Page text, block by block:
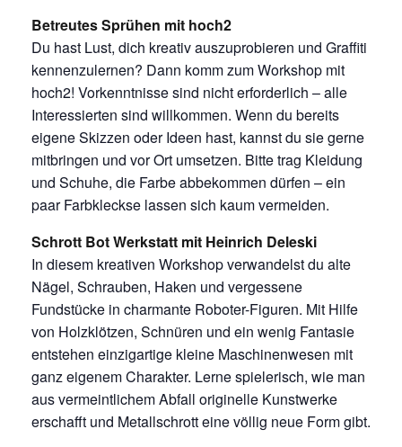
Betreutes Sprühen mit hoch2
Du hast Lust, dich kreativ auszuprobieren und Graffiti
kennenzulernen? Dann komm zum Workshop mit
hoch2! Vorkenntnisse sind nicht erforderlich – alle
Interessierten sind willkommen. Wenn du bereits
eigene Skizzen oder Ideen hast, kannst du sie gerne
mitbringen und vor Ort umsetzen. Bitte trag Kleidung
und Schuhe, die Farbe abbekommen dürfen – ein
paar Farbkleckse lassen sich kaum vermeiden.
Schrott Bot Werkstatt mit Heinrich Deleski
In diesem kreativen Workshop verwandelst du alte
Nägel, Schrauben, Haken und vergessene
Fundstücke in charmante Roboter-Figuren. Mit Hilfe
von Holzklötzen, Schnüren und ein wenig Fantasie
entstehen einzigartige kleine Maschinenwesen mit
ganz eigenem Charakter. Lerne spielerisch, wie man
aus vermeintlichem Abfall originelle Kunstwerke
erschafft und Metallschrott eine völlig neue Form gibt.